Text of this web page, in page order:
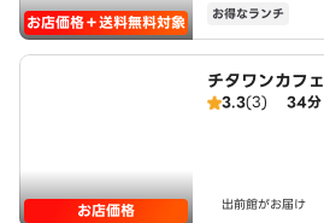
お店価格＋送料無料対象 お得なランチ
お店価格
チタワンカフェ
3.3(3) 34分
出前館がお届け